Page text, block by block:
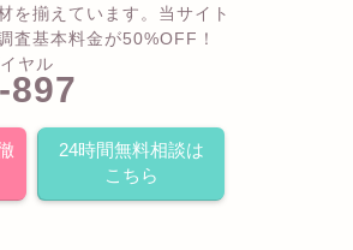
を揃えています。当サイト
査基本料金が50%OFF！
ヤル
897
24時間無料相談は
こちら